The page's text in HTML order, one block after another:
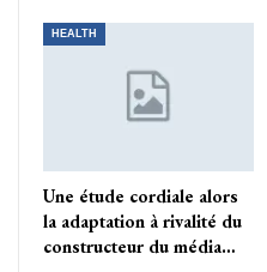
HEALTH
Une étude cordiale alors
la adaptation à rivalité du
constructeur du média…